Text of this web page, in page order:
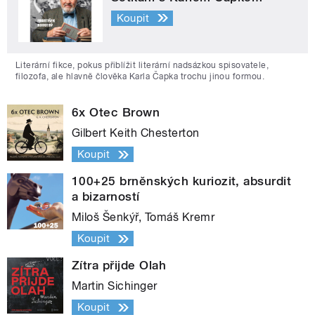
Koupit
Literární fikce, pokus přiblížit literární nadsázkou spisovatele,
filozofa, ale hlavně člověka Karla Čapka trochu jinou formou.
6x Otec Brown
Gilbert Keith Chesterton
Koupit
100+25 brněnských kuriozit, absurdit
a bizarností
Miloš Šenkýř, Tomáš Kremr
Koupit
Zítra přijde Olah
Martin Sichinger
Koupit